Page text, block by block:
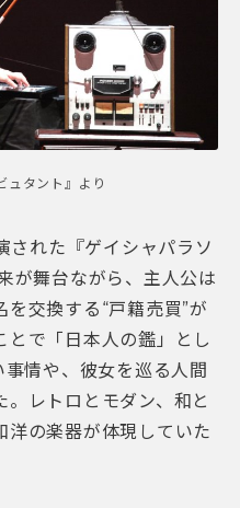
ュタント』より
された『ゲイシャパラソ
が舞台ながら、主人公は
交換する“戸籍売買”が
とで「日本人の鑑」とし
情や、彼女を巡る人間
レトロとモダン、和と
洋の楽器が体現していた